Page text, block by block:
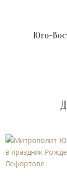
Юго-